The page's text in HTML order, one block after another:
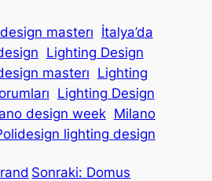
masterı İtalya’da
Lighting Design
masterı
Lighting
Lighting Design
design week Milano
lighting design
Sonraki: Domus